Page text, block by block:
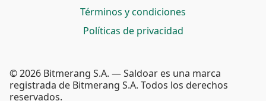
Términos y condiciones
Políticas de privacidad
© 2026 Bitmerang S.A. — Saldoar es una marca
registrada de Bitmerang S.A. Todos los derechos
reservados.